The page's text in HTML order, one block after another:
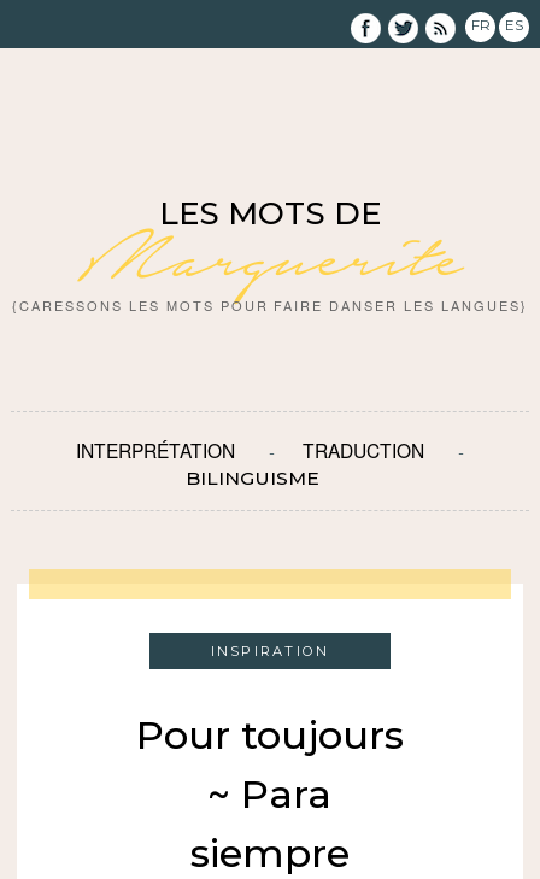
FR ES
LES MOTS DE
Marguerite
{CARESSONS LES MOTS POUR FAIRE DANSER LES LANGUES}
INTERPRÉTATION TRADUCTION
BILINGUISME
INSPIRATION
Pour toujours
~ Para
siempre